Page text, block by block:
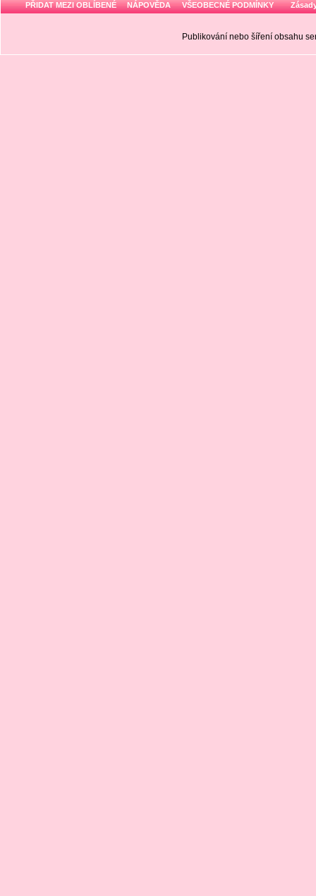
PŘIDAT MEZI OBLÍBENÉ NÁPOVĚDA VŠEOBECNÉ PODMÍNKY
Publikování nebo šíření obsahu